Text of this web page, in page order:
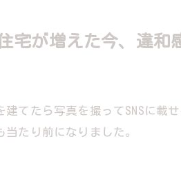
宅が増えた今、違和
建てたら写真を撮ってSNSに載せ
当たり前になりました。